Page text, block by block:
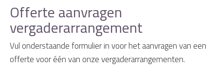
Offerte aanvragen
vergaderarrangement
Vul onderstaande formulier in voor het aanvragen van een
offerte voor één van onze vergaderarrangementen.